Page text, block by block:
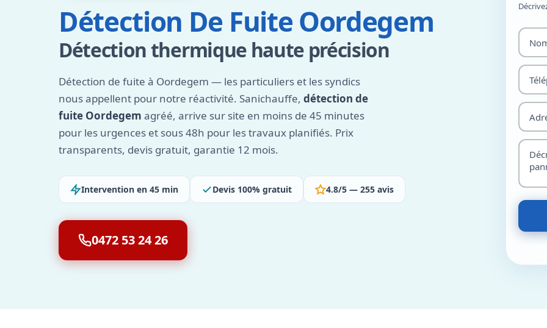
Détection De Fuite Oordegem
Détection thermique haute précision
Détection de fuite à Oordegem — les particuliers et les syndics
nous appellent pour notre réactivité. Sanichauffe, détection de
fuite Oordegem agréé, arrive sur site en moins de 45 minutes
pour les urgences et sous 48h pour les travaux planifiés. Prix
transparents, devis gratuit, garantie 12 mois.
Intervention en 45 min Devis 100% gratuit 4.8/5 — 255 avis
0472 53 24 26